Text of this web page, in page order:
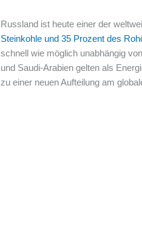
Russland ist heute einer der
Steinkohle und 35 Prozent des
schnell wie möglich unabhängig
und Saudi-Arabien gelten als
zu einer neuen Aufteilung am